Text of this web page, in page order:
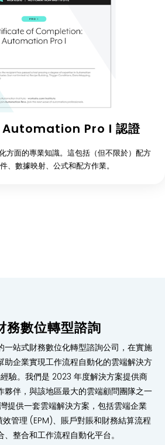
Pro I 認證
方面的專業知識。這包括（但不限於）配方
、數據映射、公式和配方作業。
務數位轉型諮詢
一站式財務數位化轉型諮詢公司，在實施
助企業實現工作流程自動化的雲端解決方
驗。我們是 2023 年度解決方案提供商
伴，與該地區最大的雲端顧問團隊之一
提供一套雲端解決方案，包括雲端企業
效管理 (EPM)、賬戶對賬和財務結算流程
整合和工作流程自動化平台。